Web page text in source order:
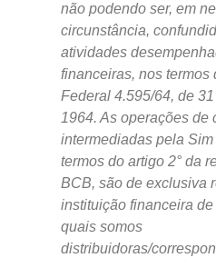
não podendo ser, em
circunstância,
atividades
financeiras, nos termos
Federal 4.595/64, de
1964. As operações de
intermediadas pela
termos do artigo 2° da
BCB, são de exclusiva
instituição financeira
quais somos
distribuidoras/